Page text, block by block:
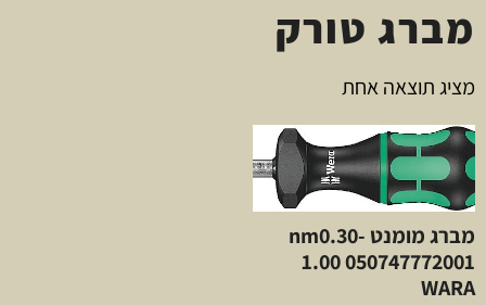
מברג טורק
מציג תוצאה אחת
מברג מומנט nm0.30-
1.00 050747772001
WARA